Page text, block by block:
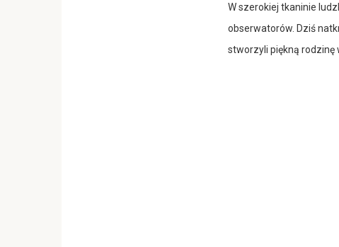
W szerokiej tkaninie
obserwatorów. Dziś
stworzyli piękną rodzinę